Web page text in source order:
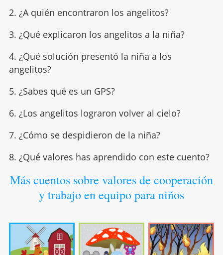
2. ¿A quién encontraron los angelitos?
3. ¿Qué explicaron los angelitos a la niña?
4. ¿Qué solución presentó la niña a los
angelitos?
5. ¿Sabes qué es un GPS?
6. ¿Los angelitos lograron volver al cielo?
7. ¿Cómo se despidieron de la niña?
8. ¿Qué valores has aprendido con este cuento?
Más cuentos sobre valores de cooperación
y trabajo en equipo para niños